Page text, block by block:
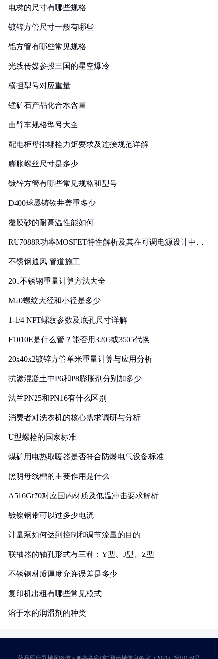
电梯的尺寸有哪些规格
镀锌方管尺寸一般有哪些
铝方管有哪些常见规格
光线传媒参投三国的星空爆冷
横担型号对应重量
锰矿石产品化合水含量
曲臂车规格型号大全
配电柜母排螺栓力矩要求及连接规范详解
膨胀螺丝尺寸是多少
镀锌方管有哪些常见规格和型号
D400球墨铸铁井盖重多少
覆膜砂的耐高温性能如何
RU7088R功率MOSFET特性解析及其在可调电源设计中的
不锈钢通风 管道施工
201不锈钢重量计算方法大全
M20螺纹大径和小径是多少
1-1/4 NPT螺纹参数及底孔尺寸详解
F1010E是什么管？能否用3205或3505代换
20x40x2镀锌方管单米重量计算与应用分析
抗渗混凝土中P6和P8膨胀剂分别加多少
法兰PN25和PN16有什么区别
消费者对洗衣机的核心需求调研与分析
U型螺栓的国家标准
煤矿用电热取暖器是否符合防爆电气设备标准
照明母线槽的主要作用是什么
A516Gr70对应国内材质及低温冲击要求解析
镀镍钢带可以过多少电流
计量泵如何达到控制和调节流量的目的
联轴器的轴孔形式有三种：Y型、J型、Z型
不锈钢材质厚度允许误差是多少
复印机出租有哪些常见模式
溶于水的润滑剂的种类